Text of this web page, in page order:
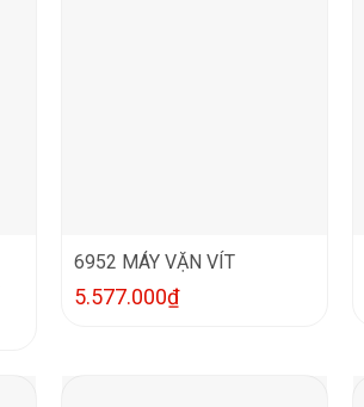
6952 MÁY VẶN VÍT
5.577.000₫